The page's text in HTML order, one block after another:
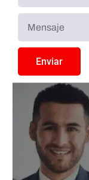
Enviar